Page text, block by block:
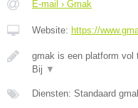
E-mail › Gmak
Website: https://
gmak is een platform vol
Bij ▼
Diensten: Standaard